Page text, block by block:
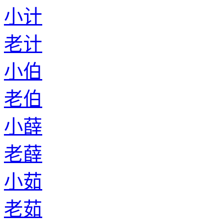
小计
老计
小伯
老伯
小薛
老薛
小茹
老茹